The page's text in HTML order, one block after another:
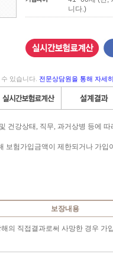
니다.)
있습니다. 전문상담원을 통해 자세
건강상태, 직무, 과거상병 등에
험가입금액이 제한되거나 가입
보장내용
의 직접결과로써 사망한 경우 가